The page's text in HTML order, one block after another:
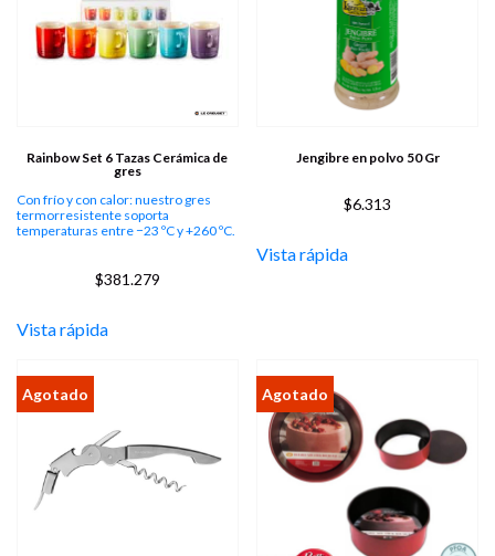
Rainbow Set 6 Tazas Cerámica de
gres
Con frío y con calor: nuestro gres
termorresistente soporta
temperaturas entre −23 ºC y +260 ºC.
$381.279
Vista rápida
Jengibre en polvo 50 Gr
$6.313
Vista rápida